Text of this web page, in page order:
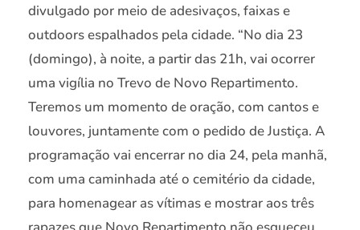
divulgado por meio de adesivaços, faixas e
outdoors espalhados pela cidade. “No dia 23
(domingo), à noite, a partir das 21h, vai ocorrer
uma vigília no Trevo de Novo Repartimento.
Teremos um momento de oração, com cantos e
louvores, juntamente com o pedido de Justiça. A
programação vai encerrar no dia 24, pela manhã,
com uma caminhada até o cemitério da cidade,
para homenagear as vítimas e mostrar aos três